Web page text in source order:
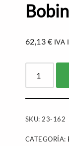
62,13 € IVA
SKU: 23-162
CATEGORÍA: